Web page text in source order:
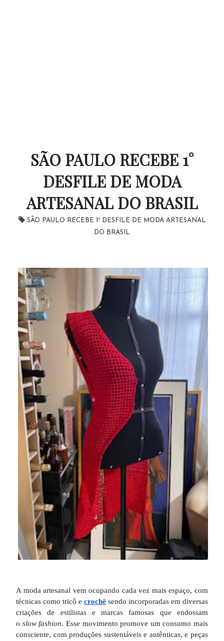
SÃO PAULO RECEBE 1°
DESFILE DE MODA
ARTESANAL DO BRASIL
SÃO PAULO RECEBE 1° DESFILE DE MODA ARTESANAL
DO BRASIL
A moda artesanal vem ocupando cada vez mais espaço, com
técnicas como tricô e crochê sendo incorporadas em diversas
criações de estilistas e marcas famosas que endossam
o slow fashion. Esse movimento promove um consumo mais
consciente, com produções sustentáveis e autênticas, e peças